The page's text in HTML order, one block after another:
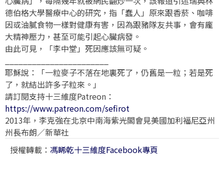
德伯格大學醫療中心的研究，指「蠢人」原來跟香菸、咖啡
因或油膩食物一樣對健康有害，因為跟豬隊友共事，會有龐
大精神壓力，甚至可能引起心臟病發。
由此可見，「李中堂」死因應該無可疑。
耶穌說：「一粒麥子不落在地裏死了，仍舊是一粒；若是死
了，就結出許多子粒來。」
請訂閱支持十三維度Patreon：
https://www.patreon.com/sefirot
2013年，李克強在北京中南海紫光閣會見美國加利福尼亞州
州長布朗／新華社
授權轉載： 馮睎乾十三維度Facebook專頁